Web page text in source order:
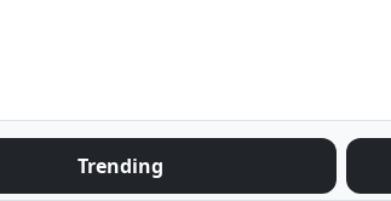
Trending